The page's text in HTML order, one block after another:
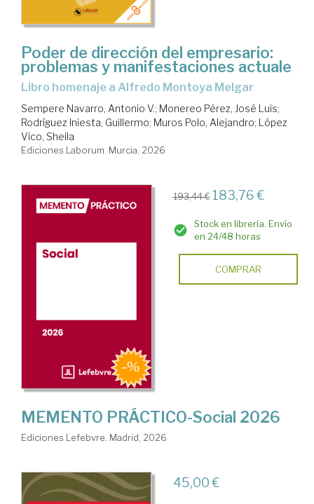
Poder de dirección del empresario:
problemas y manifestaciones actuale
Libro homenaje a Alfredo Montoya Melgar
Sempere Navarro, Antonio V.; Monereo Pérez, José Luis;
Rodríguez Iniesta, Guillermo; Muros Polo, Alejandro; López
Vico, Sheila
Ediciones Laborum. Murcia, 2026
193,44 € 183,76 €
Stock en librería. Envío
en 24/48 horas
COMPRAR
MEMENTO PRÁCTICO-Social 2026
Ediciones Lefebvre. Madrid, 2026
45,00 €